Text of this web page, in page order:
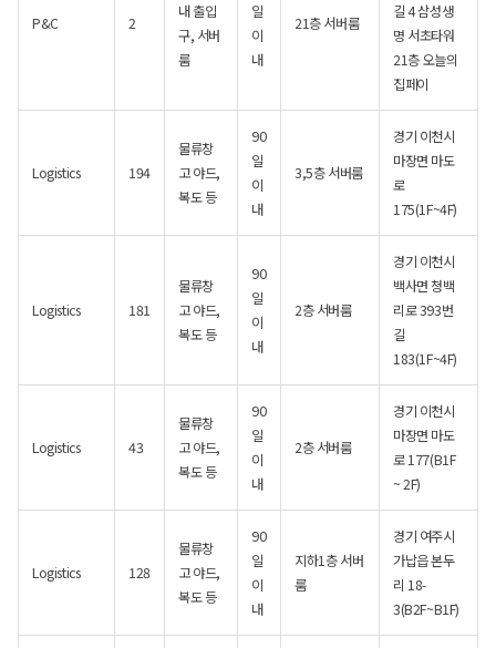
P&C 2
내 출입
구, 서버
룸
일
이
내
21층 서버룸
길 4 삼성생
명 서초타워
21층 오늘의
집페이
Logistics 194
물류창
고 야드,
복도 등
90
일
이
내
3,5층 서버룸
경기 이천시
마장면 마도
로
175(1F~4F)
Logistics 181
물류창
고 야드,
복도 등
90
일
이
내
2층 서버룸
경기 이천시
백사면 청백
리로 393번
길
183(1F~4F)
Logistics 43
물류창
고 야드,
복도 등
90
일
이
내
2층 서버룸
경기 이천시
마장면 마도
로 177(B1F
~ 2F)
Logistics 128
물류창
고 야드,
복도 등
90
일
이
내
지하1층 서버
룸
경기 여주시
가납읍 본두
리 18-
3(B2F~B1F)